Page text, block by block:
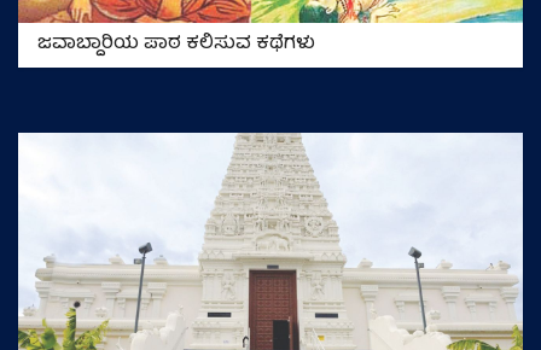
ಜವಾಬ್ದಾರಿಯ ಪಾಠ ಕಲಿಸುವ ಕಥೆಗಳು